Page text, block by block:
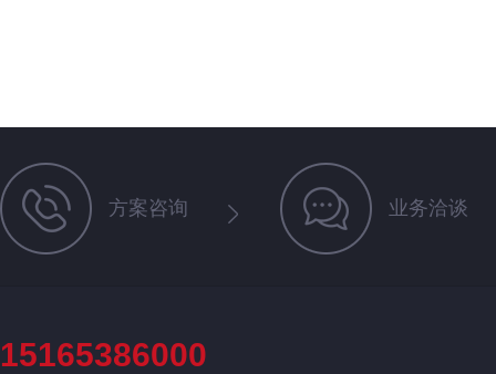
方案咨询 业务洽谈
15165386000